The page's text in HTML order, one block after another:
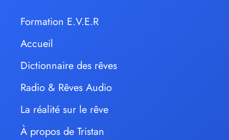
Formation E.V.E.R
Accueil
Dictionnaire des rêves
Radio & Rêves Audio
La réalité sur le rêve
À propos de Tristan